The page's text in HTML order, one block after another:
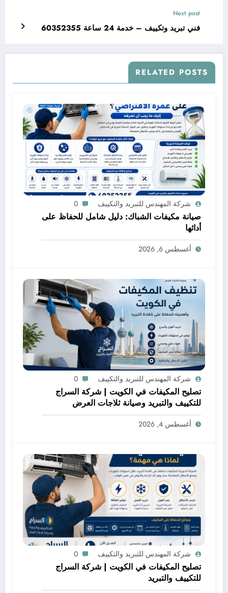
Next post
فني تبريد وتكييف – خدمة 24 ساعة 60352355
RELATED POSTS
شركة المهندس للتبريد والتكييف 0
صيانة مكيفات الشباك: دليل شامل للحفاظ على
أدائها
أغسطس 6, 2026
شركة المهندس للتبريد والتكييف 0
تصليح المكيفات في الكويت | شركة السراج
للتكييف والتبريد وصيانة ثلاجات العرض
أغسطس 4, 2026
شركة المهندس للتبريد والتكييف 0
تصليح المكيفات في الكويت | شركة السراج
للتكييف والتبريد